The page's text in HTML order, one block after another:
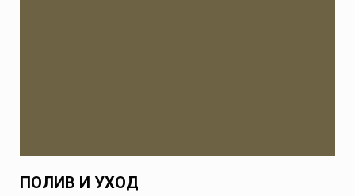
ПОЛИВ И УХОД